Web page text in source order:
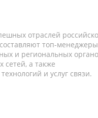
отраслей
топ-
и региональных
а также
и услуг связи.